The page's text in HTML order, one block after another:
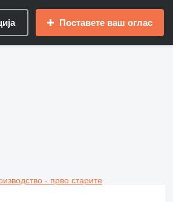
Поставете ваш оглас
- прво старите